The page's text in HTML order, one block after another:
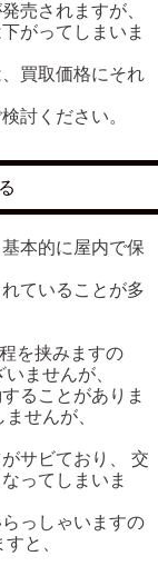
売されますが、
がってしまいま
買取価格にそれ
討ください。
本的に屋内で保
ていることが多
を挟みますの
ませんが、
ることがありま
せんが、
サビており、 交
ってしまいま
っしゃいますの
と、